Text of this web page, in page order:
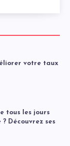
votre taux
tous les jours
Découvrez ses